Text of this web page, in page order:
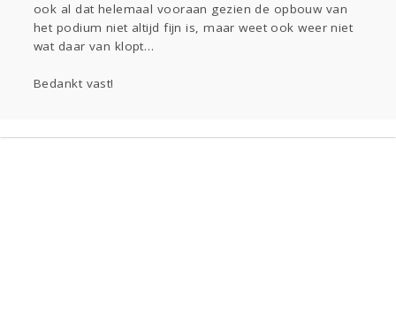
ook al dat helemaal vooraan gezien de opbouw van
het podium niet altijd fijn is, maar weet ook weer niet
wat daar van klopt…
Bedankt vast!